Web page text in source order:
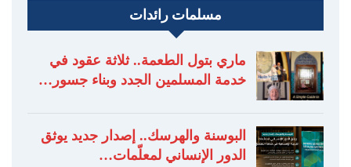
مسلمات رائدات
ماري بتول الطعمة.. ثلاثة عقود في
خدمة المسلمين الجدد وبناء جسور…
البوسنة والهرسك.. إصدار جديد يوثق
الدور الإنساني لمعلّمات…